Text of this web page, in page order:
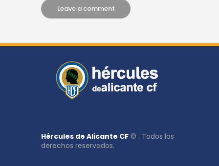
Hércules de Alicante CF © . Todos los
derechos reservados.